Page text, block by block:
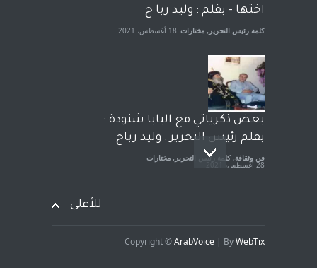
آراء حرة مختارات 7 أبريل، 2023
اختها - بقلم : وليد ربا ح
كلمة رئيس التحرير , مختارات 18 أغسطس، 2021
بعض ذكرياتي مع البابا شنودة :
بقلم رئيس التحرير : وليد رباح
فن وثقافة, كلمة رئيس التحرير , مختارات
28 أغسطس، 2021
للأعلى
Copyright ©ArabVoice | ByWebTix